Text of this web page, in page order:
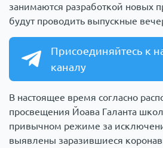
занимаются разработкой новых
будут проводить выпускные
Присоединяйтесь к
каналу
В настоящее время согласно
просвещения Йоава Галанта
привычном режиме за
выявлены заразившиеся